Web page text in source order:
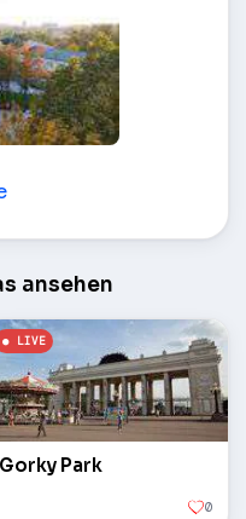
ansehen
Gorky Park
0